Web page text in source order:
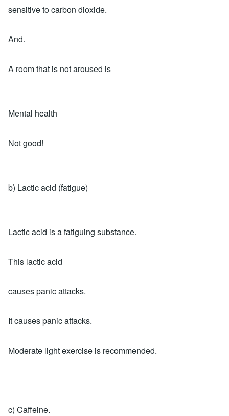
sensitive to carbon dioxide.
And.
A room that is not aroused is
Mental health
Not good!
b) Lactic acid (fatigue)
Lactic acid is a fatiguing substance.
This lactic acid
causes panic attacks.
It causes panic attacks.
Moderate light exercise is recommended.
c) Caffeine.